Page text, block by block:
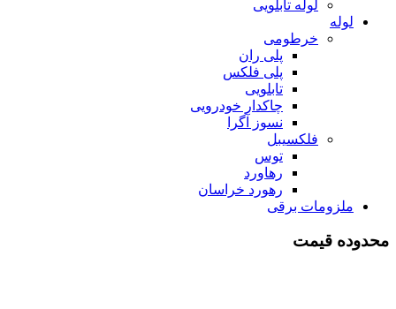
لوله تابلویی
لوله
خرطومی
پلی ران
پلی فلکس
تابلویی
چاکدار خودرویی
نسوز آگرا
فلکسیبل
توس
رهاورد
رهورد خراسان
ملزومات برقی
محدوده قیمت